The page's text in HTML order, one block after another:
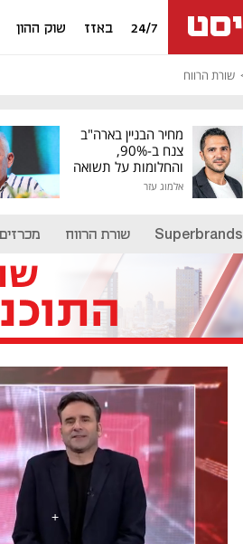
24/7 באזז שוק ההון
שורת הרווח
מחיר הבניין בארה"ב
צנח ב-90%,
והחלומות על תשואה
גבוהה התנפצו
אלמוג עזר
Superbrands שורת הרווח מכרזים